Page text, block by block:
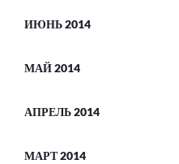
ИЮНЬ 2014
МАЙ 2014
АПРЕЛЬ 2014
МАРТ 2014